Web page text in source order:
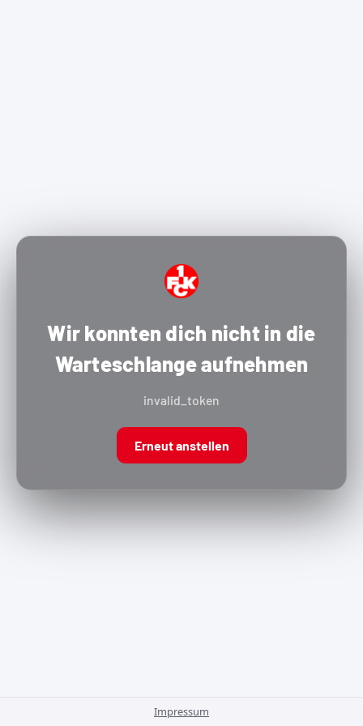
Wir konnten dich nicht in die
Warteschlange aufnehmen
invalid_token
Erneut anstellen
Impressum